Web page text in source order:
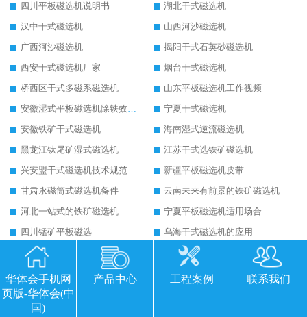
四川平板磁选机说明书
湖北干式磁选机
汉中干式磁选机
山西河沙磁选机
广西河沙磁选机
揭阳干式石英砂磁选机
西安干式磁选机厂家
烟台干式磁选机
桥西区干式多磁系磁选机
山东平板磁选机工作视频
安徽湿式平板磁选机除铁效果怎么样
宁夏干式磁选机
安徽铁矿干式磁选机
海南湿式逆流磁选机
黑龙江钛尾矿湿式磁选机
江苏干式选铁矿磁选机
兴安盟干式磁选机技术规范
新疆平板磁选机皮带
甘肃永磁筒式磁选机备件
云南未来有前景的铁矿磁选机
河北一站式的铁矿磁选机
宁夏平板磁选机适用场合
四川锰矿平板磁选
乌海干式磁选机的应用
陕西平板全自动磁选机生产厂家
广西平板高梯度磁选机
湖北强磁永磁滚筒
陕西皮带永磁滚筒
福建砂土矿干式磁选机
黑龙江强磁滚筒生产厂家
华体会手机网
页版-华体会(中
国)
产品中心 工程案例 联系我们